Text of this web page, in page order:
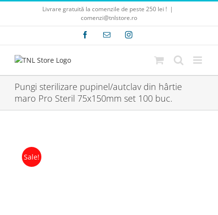
Skip
content
Livrare gratuită la comenzile de peste 250 lei ! |
comenzi@tnlstore.ro
Facebook
E-
Instagram
Pungi sterilizare pupinel/autclav din hârtie
maro Pro Steril 75x150mm set 100 buc.
Sale!